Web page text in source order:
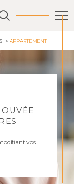
APPARTEMENT
vos